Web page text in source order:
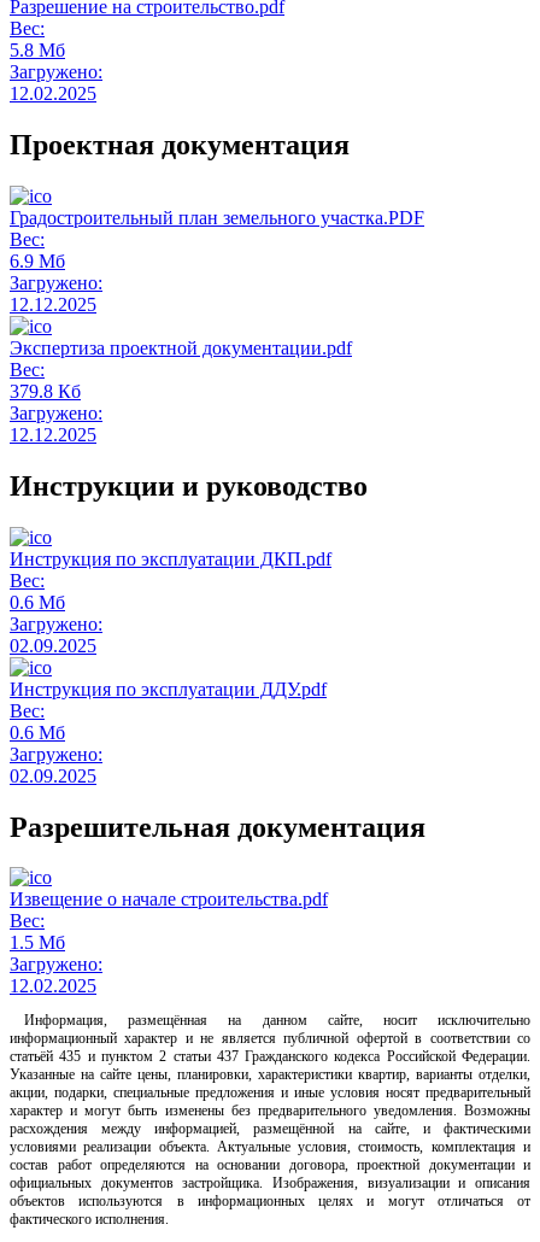
Разрешение на строительство.pdf
Вес:
5.8 Мб
Загружено:
12.02.2025
Проектная документация
Градостроительный план земельного участка.PDF
Вес:
6.9 Мб
Загружено:
12.12.2025
Экспертиза проектной документации.pdf
Вес:
379.8 Кб
Загружено:
12.12.2025
Инструкции и руководство
Инструкция по эксплуатации ДКП.pdf
Вес:
0.6 Мб
Загружено:
02.09.2025
Инструкция по эксплуатации ДДУ.pdf
Вес:
0.6 Мб
Загружено:
02.09.2025
Разрешительная документация
Извещение о начале строительства.pdf
Вес:
1.5 Мб
Загружено:
12.02.2025
Информация, размещённая на данном сайте, носит исключительно
информационный характер и не является публичной офертой в соответствии со
статьёй 435 и пунктом 2 статьи 437 Гражданского кодекса Российской Федерации.
Указанные на сайте цены, планировки, характеристики квартир, варианты отделки,
акции, подарки, специальные предложения и иные условия носят предварительный
характер и могут быть изменены без предварительного уведомления. Возможны
расхождения между информацией, размещённой на сайте, и фактическими
условиями реализации объекта. Актуальные условия, стоимость, комплектация и
состав работ определяются на основании договора, проектной документации и
официальных документов застройщика. Изображения, визуализации и описания
объектов используются в информационных целях и могут отличаться от
фактического исполнения.